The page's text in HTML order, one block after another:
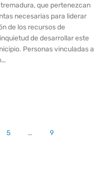
que pertenezcan
necesarias para liderar
de los recursos de
de desarrollar este
Personas vinculadas a
5 … 9